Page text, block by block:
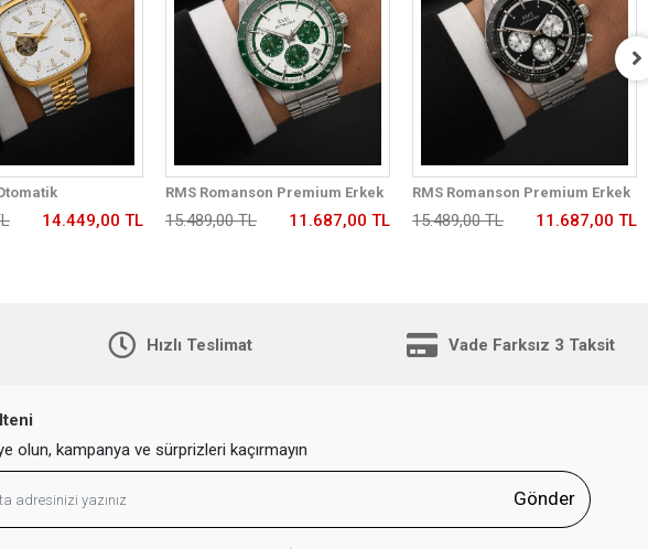
Premium Erkek
Suya Dayanıklı 2
14.449,00 TL
RMS Romanson Premium Erkek
Kol Saati Çelik Kordon 5 ATM Su
Geçirmez Kronometreli Kadran
15.489,00 TL 11.687,00 TL
RMS Romanson Premium Erkek
Kol Saati Çelik Kordon 5 ATM Su
Geçirmez Kronometreli Kadran
15.489,00 TL 11.687,00 TL
Hızlı Teslimat Vade Farksız 3 Taksit
olun, kampanya ve sürprizleri kaçırmayın
Gönder